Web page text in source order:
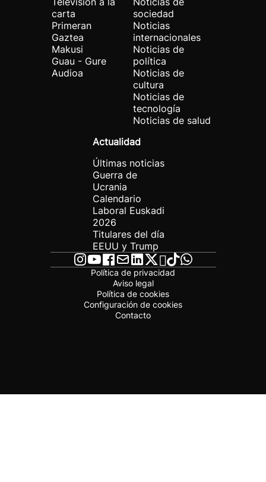
carta
Primeran
Gaztea
Makusi
Guau - Gure
Audioa
sociedad
Noticias
internacionales
Noticias de
política
Noticias de
cultura
Noticias de
tecnología
Noticias de salud
Actualidad
Últimas noticias
Guerra de
Ucrania
Calendario
Laboral Euskadi
2026
Titulares del día
EEUU y Trump
Política de privacidad
Aviso legal
Política de cookies
Configuración de cookies
Contacto